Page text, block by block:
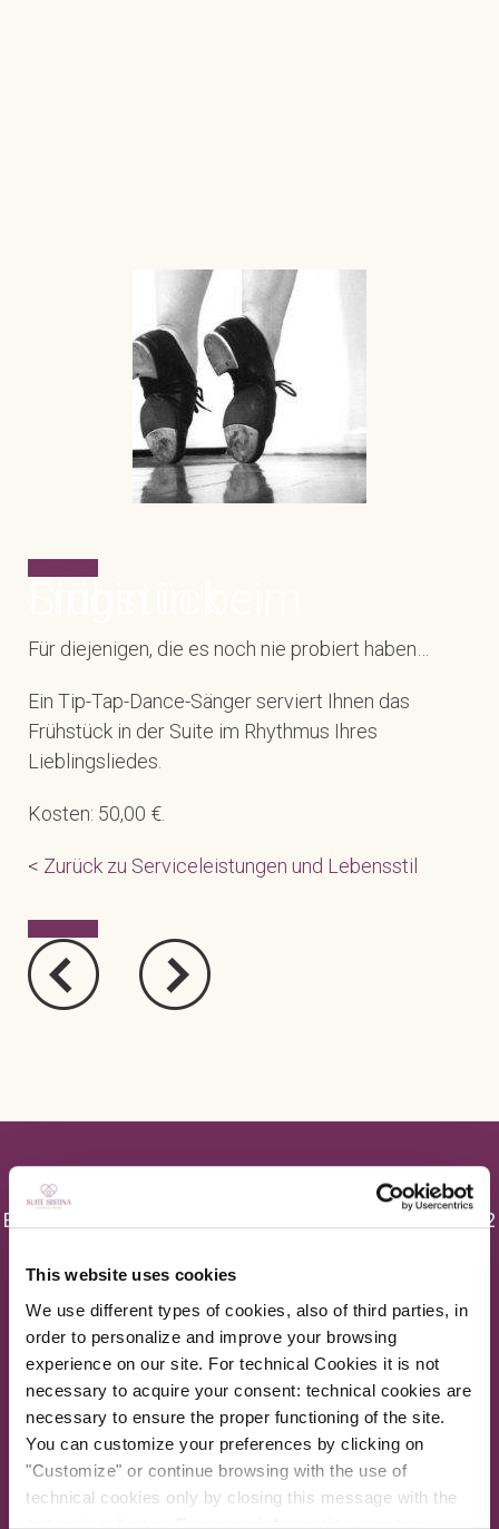
This website uses cookies
We use different types of cookies, also of third parties, in
order to personalize and improve your browsing
experience on our site. For technical Cookies it is not
necessary to acquire your consent: technical cookies are
necessary to ensure the proper functioning of the site.
You can customize your preferences by clicking on
"Customize" or continue browsing with the use of
technical cookies only by closing this message with the
appropriate button.For more information you can
Für diejenigen, die es noch nie probiert haben…
Ein Tip-Tap-Dance-Sänger serviert Ihnen das
Frühstück in der Suite im Rhythmus Ihres
Lieblingsliedes.
Kosten: 50,00 €.
< Zurück zu Serviceleistungen und Lebensstil
Europe Hotels Srl - P.I. 01054561004 - C.F. 02405110582
Einzelbuchungszentrum: T. +39.06.20368380 | F.
+39.06.20368381 | E-mail:info@suitesistina.com
CIN SISTINA I: IT058091B4LSJ3XQJQ - CIN SISTINA II: IT058091B4NZQQBLUR
- CIN SISTINA 91: IT058091A1BLJV334X - CIN SISTINA LOFT:
IT058091B4VBDEGUTG - CIN 5000 STARS ROOFTOP: IT058091B4T9CNFAW6
MITGLIED VON